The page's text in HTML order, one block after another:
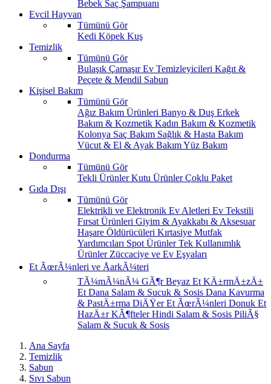
Bebek Saç Şampuanı
Evcil Hayvan
Tümünü Gör
Kedi Köpek Kuş
Temizlik
Tümünü Gör
Bulaşık ÇamaşırEv Temizleyicileri Kağıt &
Peçete & Mendil Sabun
Kişisel Bakım
Tümünü Gör
Ağız Bakım Ürünleri Banyo & Duş Erkek
Bakım & Kozmetik Kadın Bakım & Kozmetik
Kolonya Saç Bakım Sağlık & Hasta Bakım
Vücut & El & Ayak BakımYüz Bakım
Dondurma
Tümünü Gör
Tekli ÜrünlerKutu ÜrünlerÇoklu Paket
Gıda Dışı
Tümünü Gör
Elektrikli ve Elektronik Ev Aletleri Ev Tekstili
Fırsat Ürünleri Giyim & Ayakkabı & Aksesuar
Haşare Öldürücüleri Kırtasiye Mutfak
Yardımcıları Spot ÜrünlerTek Kullanımlık
Ürünler Züccaciye ve Ev Eşyaları
Et ÃœrÃ¼nleri ve ÅarkÃ¼teri
TÃ¼mÃ¼nÃ¼ GÃ¶rBeyaz Et KÄ±rmÄ±zÄ±
Et Dana Salam & Sucuk & Sosis Dana Kavurma
& PastÄ±rma DiÄŸer Et ÃœrÃ¼nleri Donuk Et
HazÄ±r KÃ¶ftelerHindi Salam & Sosis PiliÃ§
Salam & Sucuk & Sosis
Ana Sayfa
Temizlik
Sabun
Sıvı Sabun